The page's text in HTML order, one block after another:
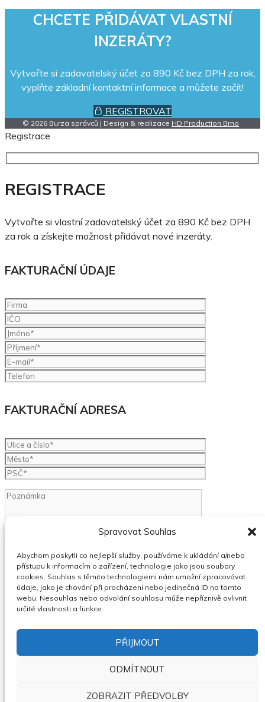
Spravovat Souhlas
Abychom poskytli co nejlepší služby, používáme k ukládání a/nebo
přístupu k informacím o zařízení, technologie jako jsou soubory
cookies. Souhlas s těmito technologiemi nám umožní zpracovávat
údaje, jako je chování při procházení nebo jedinečná ID na tomto
webu. Nesouhlas nebo odvolání souhlasu může nepříznivě ovlivnit
určité vlastnosti a funkce.
PŘIJMOUT
ODMÍTNOUT
ZOBRAZIT PŘEDVOLBY
CHCETE PŘIDÁVAT VLASTNÍ
INZERÁTY?
Vytvořte si zadavatelský účet za 890 Kč bez DPH za rok,
vyplňte základní kontaktní informace a můžete začít!
REGISTROVAT
© 2026 Burza správců | Design & realizace HD Production Brno
Registrace
REGISTRACE
Vytvořte si vlastní zadavatelský účet za 890 Kč bez DPH
za rok a získejte možnost přidávat nové inzeráty.
FAKTURAČNÍ ÚDAJE
FAKTURAČNÍ ADRESA
Seznámil/a jsem se s informacemi o
Souhlasím se
smluvními podmínkami
pro inzerci na serveru
Burzaspravcu.cz.